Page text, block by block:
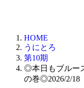
HOME
うにとろ
第10期
◎本日もブルー
の巻◎2026/2/18